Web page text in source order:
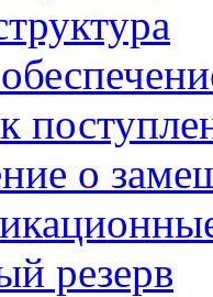
о
резерв